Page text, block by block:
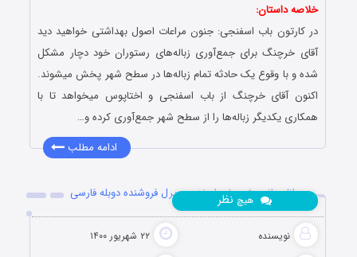
خلاصه داستان:
در کارتون باب اسفنجی: جنون مراعات اصول بهداشتی خواهید دید
آقای خرچنگ برای جمع‌آوری زباله‌های رستوران خود دچار مشکل
شده و با وقوع یک حادثه تمام زباله‌ها در سطح شهر پخش میشوند.
اکنون آقای خرچنگ از باب اسفنجی و اختاپوس میخواهد تا با
همکاری یکدیگر زباله‌ها را از سطح شهر جمع‌آوری کرده و…
ادامه مطلب
دانلود انیمیشن باب اسفنجی: پرل فروشنده دوبله فارسی
نویسنده ۲۲ شهریور ۱۴۰۰
هیچ نظر